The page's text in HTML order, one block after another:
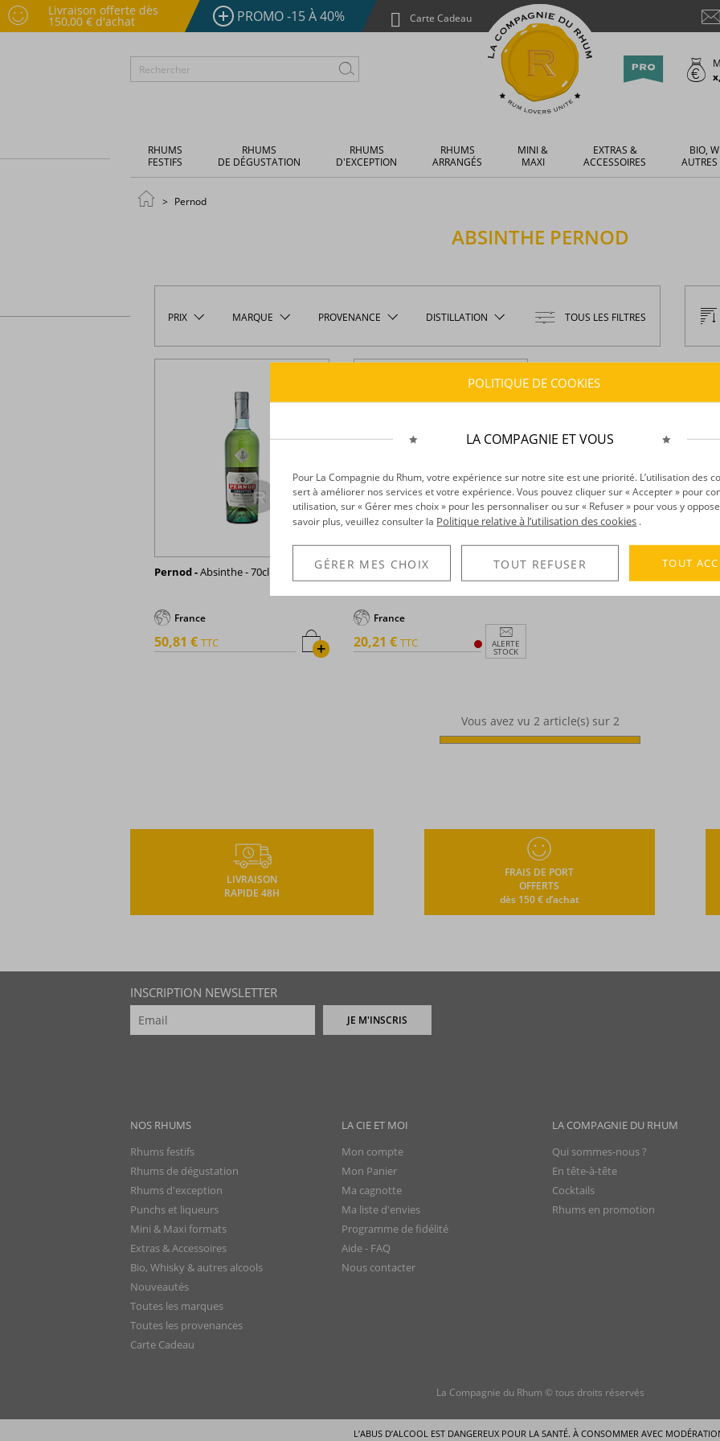
Livraison offerte dès
150,00 € d'achat PROMO -15 À 40% Carte Cadeau
RHUMS
FESTIFS
RHUMS
DE DÉGUSTATION
RHUMS
D'EXCEPTION
RHUMS
ARRANGÉS
MINI &
MAXI
EXTRAS &
ACCESSOIRES
BIO,
Pernod
ABSINTHE PERNOD
PRIX MARQUE PROVENANCE DISTILLATION TOUS LES FILTRES
Pernod -Absinthe - 70cl - 68°
France
+
50,81 € TTC
Pernod -Pastis - Spiritueux anisé
- 70cl - 40°
France
ALERTE
STOCK
20,21 € TTC
Vous avez vu 2article(s) sur 2
LIVRAISON
RAPIDE 48H
FRAIS DE PORT
OFFERTS
dès 150 € d’achat
INSCRIPTION NEWSLETTER
JE M'INSCRIS
NOS RHUMS
Rhums festifs
Rhums de dégustation
Rhums d'exception
Punchs et liqueurs
Mini & Maxi formats
Extras & Accessoires
Bio, Whisky & autres alcools
Nouveautés
Toutes les marques
Toutes les provenances
Carte Cadeau
LA COMPAGNIE DU RHUM
Qui sommes-nous ?
En tête-à-tête
Cocktails
Rhums en promotion
LA CIE ET MOI
Mon compte
Mon Panier
Ma cagnotte
Ma liste d'envies
Programme de fidélité
Aide - FAQ
Nous contacter
La Compagnie du Rhum © tous droits réservés
L’ABUS D’ALCOOL EST DANGEREUX POUR LA SANTÉ. À CONSOMMER AVEC
POLITIQUE DE COOKIES
LA COMPAGNIE ET VOUS
Pour La Compagnie du Rhum, votre expérience sur notre site est une priorité. L’utilisation des
sert à améliorer nos services et votre expérience. Vous pouvez cliquer sur « Accepter » pour
utilisation, sur « Gérer mes choix » pour les personnaliser ou sur « Refuser » pour vous y
savoir plus, veuillez consulter la Politique relative à l’utilisation des cookies .
GÉRER MES CHOIX TOUT REFUSER TOUT